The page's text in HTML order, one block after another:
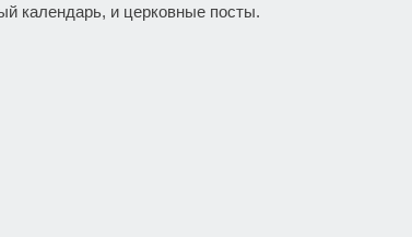
календарь, и церковные посты.